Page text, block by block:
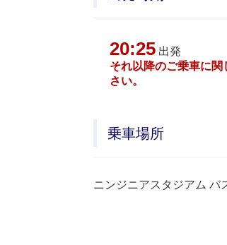
20:25 出発
それ以降のご乗車に
さい。
乗車場所
ニンジニアスタジアム バ